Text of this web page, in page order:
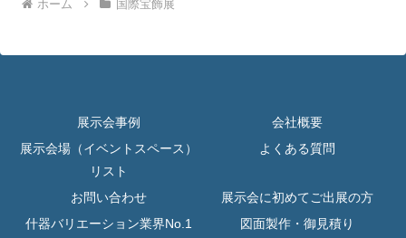
ホーム 国際宝飾展
展示会事例
会社概要
展示会場（イベントスペース）
リスト
よくある質問
お問い合わせ
展示会に初めてご出展の方
什器バリエーション業界No.1
図面製作・御見積り